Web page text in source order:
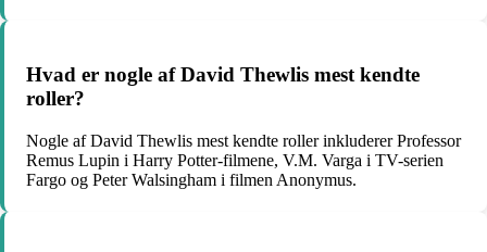
Hvad er nogle af David Thewlis mest kendte
roller?
Nogle af David Thewlis mest kendte roller inkluderer Professor
Remus Lupin i Harry Potter-filmene, V.M. Varga i TV-serien
Fargo og Peter Walsingham i filmen Anonymus.